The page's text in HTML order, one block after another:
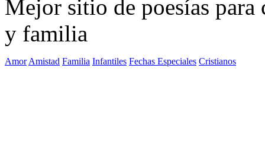
Mejor sitio de poesías
y familia
Amor Amistad Familia Infantiles Fechas Especiales Cristianos